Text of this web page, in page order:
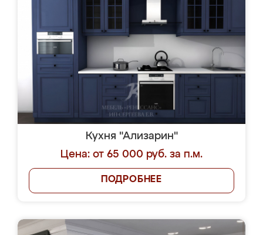
Кухня "Ализарин"
Цена: от 65 000 руб. за п.м.
ПОДРОБНЕЕ